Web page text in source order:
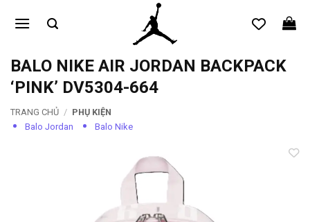
qua
dungBALO NIKE AIR JORDAN BACKPACK
‘PINK’ DV5304-664
TRANG CHỦ / PHỤ KIỆN
Balo Jordan
Balo Nike